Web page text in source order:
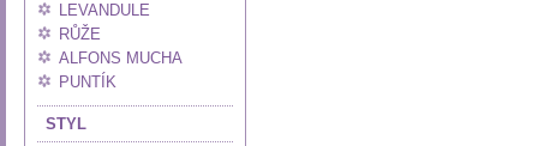
LEVANDULE
RŮŽE
ALFONS MUCHA
PUNTÍK
STYL